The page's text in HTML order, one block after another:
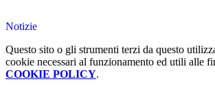
Notizie
Questo sito o gli strumenti terzi da questo
cookie necessari al funzionamento ed utili alle
COOKIE POLICY.